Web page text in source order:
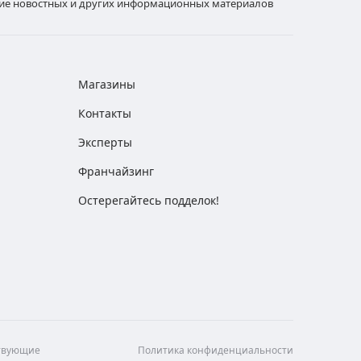
новостных и других информационных материалов
Магазины
Контакты
Эксперты
Франчайзинг
Остерегайтесь подделок!
Политика конфиденциальности